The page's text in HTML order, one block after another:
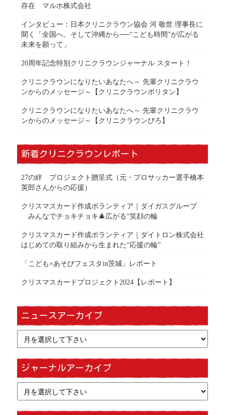
存在 マルホ株式会社
インタビュー：日本クリニクラウン協会 河 敬世 理事長に
聞く「全国へ、そして沖縄から──“こども時間”が広がる
未来を願って」
20周年記念特別クリニクラウンジャーナル スタート！
クリニクラウンになりたいあなたへ～ 先輩クリニクラウ
ンからのメッセージ～【クリニクラウンポリタン】
クリニクラウンになりたいあなたへ～ 先輩クリニクラウ
ンからのメッセージ～【クリニクラウンぴろ】
新着クリニクラウンレポート
27の絆 プロジェクト贈呈式（元・プロサッカー選手橋本
英郎さんからの応援）
クリスマスカード作成ボランティア｜ダイガスグループ
みんなでチョキチョキ🎄広がる“笑顔の輪
クリスマスカード作成ボランティア｜ダイトロン株式会社
はじめての取り組みから生まれた“応援の輪”
「こども×あそびフェスタin茨城」レポート
クリスマスカードプロジェクト2024【レポート】
ニュースアーカイブ
ジャーナルアーカイブ